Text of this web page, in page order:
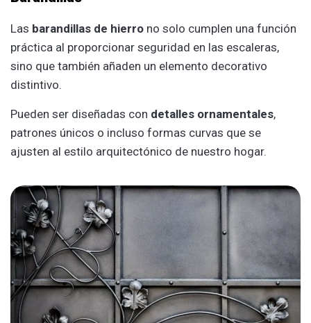
Las barandillas de hierro no solo cumplen una función
práctica al proporcionar seguridad en las escaleras,
sino que también añaden un elemento decorativo
distintivo.
Pueden ser diseñadas con detalles ornamentales,
patrones únicos o incluso formas curvas que se
ajusten al estilo arquitectónico de nuestro hogar.